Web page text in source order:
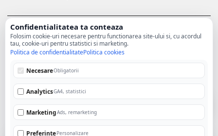
Confidentialitatea ta conteaza
Folosim cookie-uri necesare pentru functionarea site-ului si, cu acordul
tau, cookie-uri pentru statistici si marketing.
Politica de confidentialitatePolitica cookies
NecesareObligatorii
AnalyticsGA4, statistici
MarketingAds, remarketing
PreferintePersonalizare